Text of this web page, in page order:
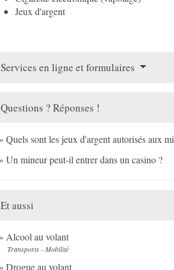
Jeux d'argent
Services en ligne et formulaires
Questions ? Réponses !
Quels sont les jeux d'argent autorisés aux
Un mineur peut-il entrer dans un casino ?
Et aussi
Alcool au volant
Transports - Mobilité
Drogue au volant